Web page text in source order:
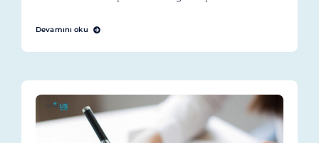
Devamını oku